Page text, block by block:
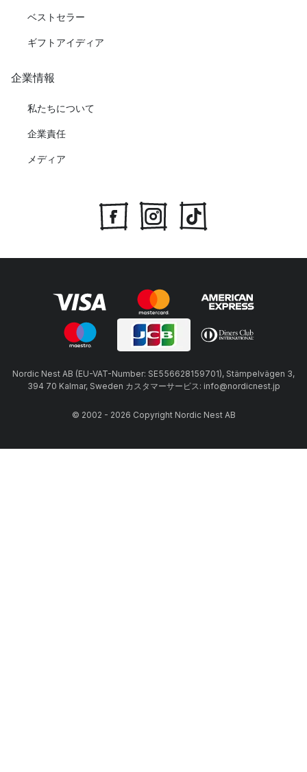
ベストセラー
ギフトアイディア
企業情報
私たちについて
企業責任
メディア
Nordic Nest AB (EU-VAT-Number: SE556628159701), Stämpelvägen 3,
394 70 Kalmar, Sweden カスタマーサービス: info@nordicnest.jp
© 2002 - 2026 Copyright Nordic Nest AB